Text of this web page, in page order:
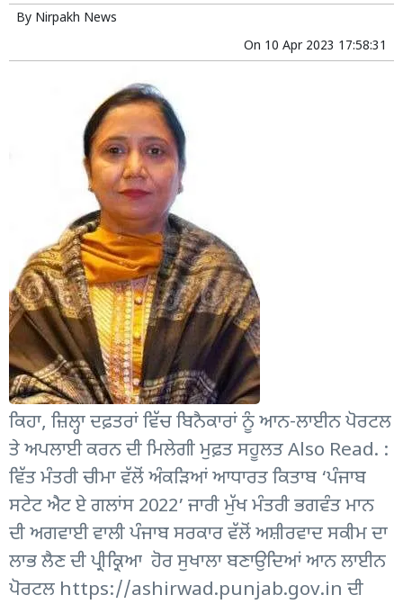
By Nirpakh News
On 10 Apr 2023 17:58:31
ਕਿਹਾ, ਜ਼ਿਲ੍ਹਾ ਦਫ਼ਤਰਾਂ ਵਿੱਚ ਬਿਨੈਕਾਰਾਂ ਨੂੰ ਆਨ-ਲਾਈਨ ਪੋਰਟਲ
ਤੇ ਅਪਲਾਈ ਕਰਨ ਦੀ ਮਿਲੇਗੀ ਮੁਫ਼ਤ ਸਹੂਲਤ Also Read. :
ਵਿੱਤ ਮੰਤਰੀ ਚੀਮਾ ਵੱਲੋਂ ਅੰਕੜਿਆਂ ਆਧਾਰਤ ਕਿਤਾਬ ‘ਪੰਜਾਬ
ਸਟੇਟ ਐਟ ਏ ਗਲਾਂਸ 2022’ ਜਾਰੀ ਮੁੱਖ ਮੰਤਰੀ ਭਗਵੰਤ ਮਾਨ
ਦੀ ਅਗਵਾਈ ਵਾਲੀ ਪੰਜਾਬ ਸਰਕਾਰ ਵੱਲੋਂ ਅਸ਼ੀਰਵਾਦ ਸਕੀਮ ਦਾ
ਲਾਭ ਲੈਣ ਦੀ ਪ੍ਰੀਕ੍ਰਿਆ ਹੋਰ ਸੁਖਾਲਾ ਬਣਾਉਦਿਆਂ ਆਨ ਲਾਈਨ
ਪੋਰਟਲ https://ashirwad.punjab.gov.in ਦੀ